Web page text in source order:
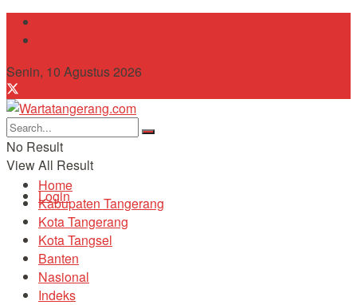
Senin, 10 Agustus 2026
No Result
View All Result
Login
Home
Kabupaten Tangerang
Kota Tangerang
Kota Tangsel
Banten
Nasional
Indeks